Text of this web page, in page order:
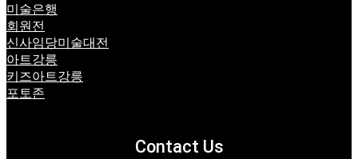
미술은행
회원전
신사임당미술대전
아트강릉
키즈아트강릉
포토존
Contact Us